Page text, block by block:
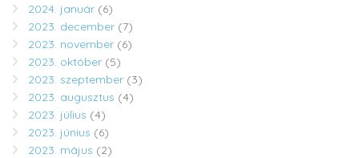
2024. január (6)
2023. december (7)
2023. november (6)
2023. október (5)
2023. szeptember (3)
2023. augusztus (4)
2023. július (4)
2023. június (6)
2023. május (2)